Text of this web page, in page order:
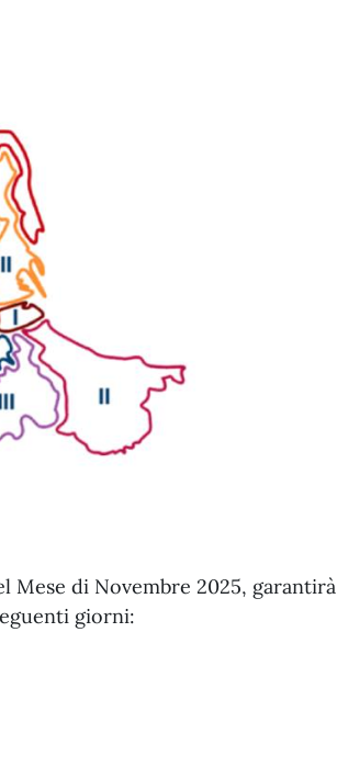
Mese di Novembre 2025, garantirà
giorni: